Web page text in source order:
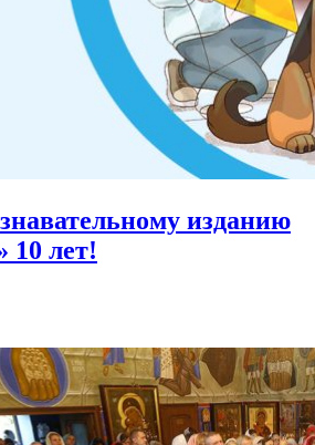
изданию
10 лет!